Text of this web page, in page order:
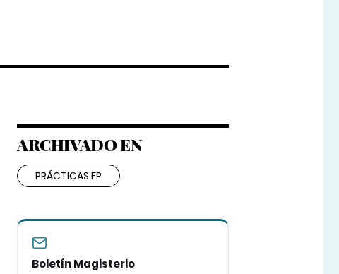
ARCHIVADO EN
PRÁCTICAS FP
Boletín Magisterio